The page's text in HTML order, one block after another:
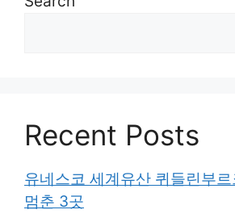
Recent Posts
유네스코 세계유산 퀴들린부
멈춘 3곳